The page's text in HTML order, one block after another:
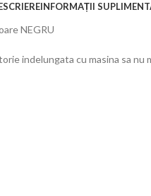
INFORMAȚII
NEGRU
indelungata cu masina sa